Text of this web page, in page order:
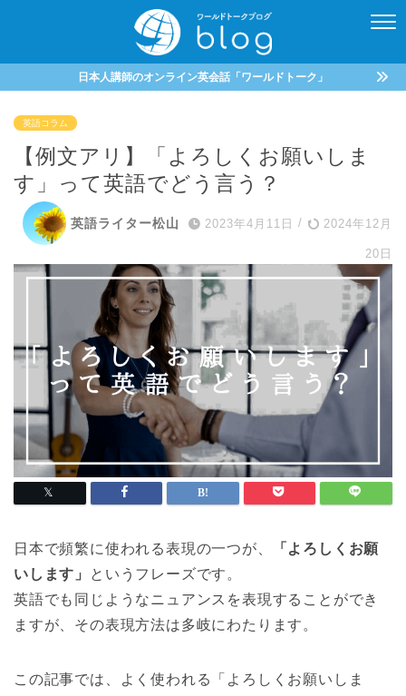
日本人講師のオンライン英会話「ワールドトーク」
英語コラム
【例文アリ】「よろしくお願いしま
す」って英語でどう言う？
英語ライター松山 2023年4月11日 / 2024年12月
20日
日本で頻繁に使われる表現の一つが、
「よろしくお願
いします」
というフレーズです。
英語でも同じようなニュアンスを表現することができ
ますが、その表現方法は多岐にわたります。
この記事では、よく使われる「よろしくお願いしま